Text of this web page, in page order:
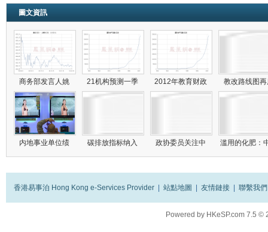
圖文資訊
商务部发言人姚 21机构预测一季 2012年教育财政 教改路线图
内地事业单位绩 碳排放指标纳入 政协委员关注中 滥用的化肥：
香港易事泊 Hong Kong e-Services Provider 站點地圖 友情鏈接 聯繫我們
Powered by HKeSP.com 7.5 ©